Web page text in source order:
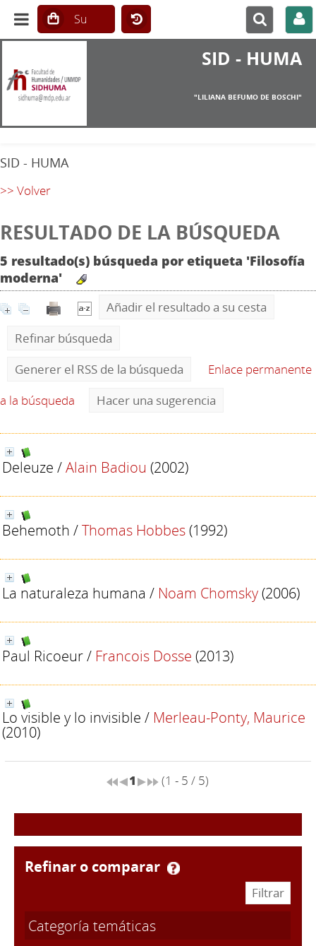
SID - HUMA
"LILIANA BEFUMO DE BOSCHI"
SID - HUMA
>> Volver
RESULTADO DE LA BÚSQUEDA
5 resultado(s) búsqueda por etiqueta 'Filosofía
moderna'
Añadir el resultado a su cesta
Refinar búsqueda
Generer el RSS de la búsqueda
Enlace permanente
a la búsqueda
Hacer una sugerencia
Deleuze /Alain Badiou (2002)
Behemoth /Thomas Hobbes(1992)
La naturaleza humana / Noam Chomsky(2006)
Paul Ricoeur/ Francois Dosse (2013)
Lo visible y lo invisible / Merleau-Ponty, Maurice
(2010)
1 (1 - 5 / 5)
refinar o comparar
Categoría temáticas